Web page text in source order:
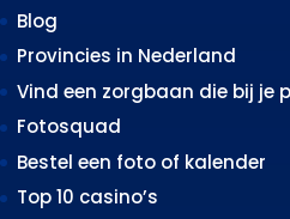
Blog
Provincies in Nederland
Vind een zorgbaan die bij je
Fotosquad
Bestel een foto of kalender
Top 10 casino’s